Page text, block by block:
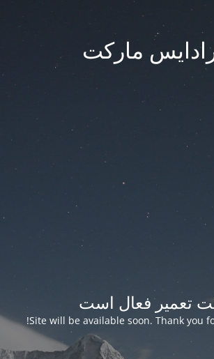
مارکت
تعمیر فعال است
Site will be available soon. Thank you